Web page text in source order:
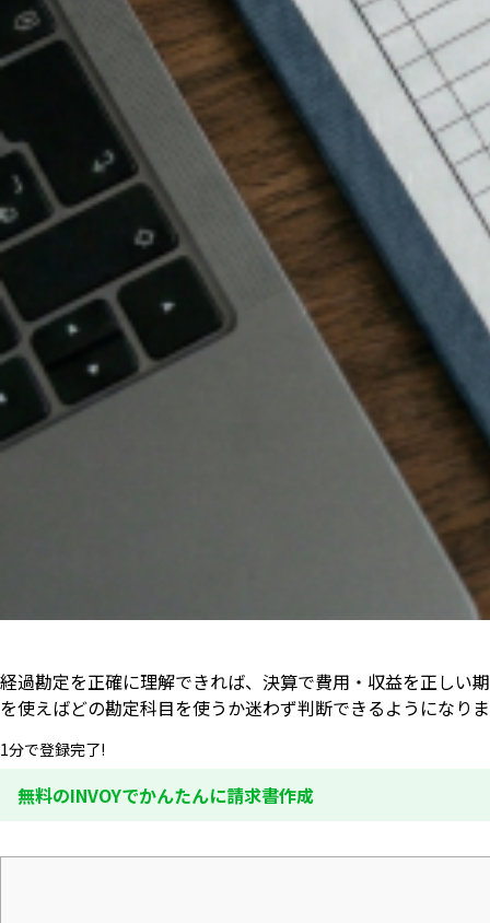
経過勘定を正確に理解できれば、決算で費用・収益を正しい
を使えばどの勘定科目を使うか迷わず判断できるようになり
1分で登録完了!
無料のINVOYでかんたんに請求書作成